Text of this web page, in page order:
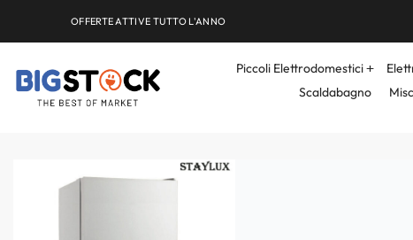
OFFERTE ATTIVE TUTTO L'ANNO
Piccoli Elettrodomestici
Scaldabagno